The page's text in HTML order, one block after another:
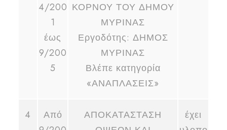
4/200
1
έως
9/200
5
ΚΟΡΝΟΥ ΤΟΥ ΔΗΜΟΥ
ΜΥΡΙΝΑΣ
Εργοδότης: ΔΗΜΟΣ
ΜΥΡΙΝΑΣ
Βλέπε κατηγορία
«ΑΝΑΠΛΑΣΕΙΣ»
4
Από
ΑΠΟΚΑΤΑΣΤΑΣΗ
έχει